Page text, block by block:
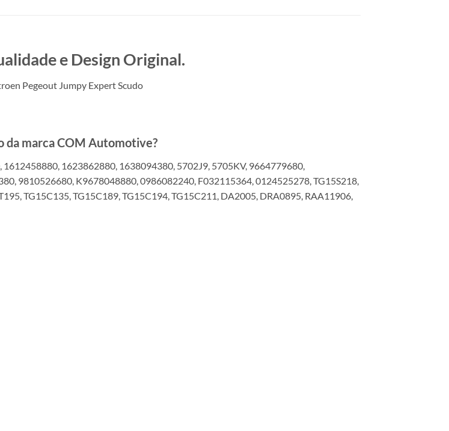
e Design Original.
Pegeout Jumpy Expert Scudo
da marca COM Automotive?
1623862880, 1638094380, 5702J9, 5705KV, 9664779680,
9810526680, K9678048880, 0986082240, F032115364, 0124525278, TG15S218,
TG15C135, TG15C189, TG15C194, TG15C211, DA2005, DRA0895, RAA11906,